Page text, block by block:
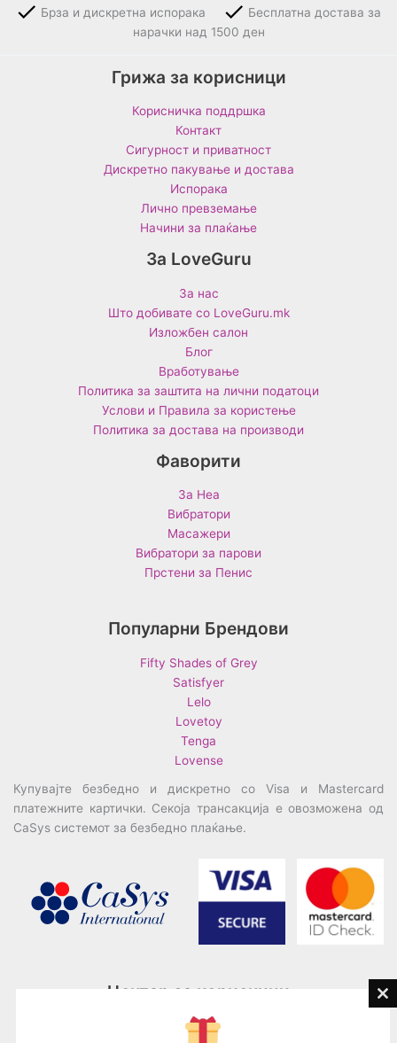
Брза и дискретна испорака
Бесплатна достава за
нарачки над 1500 ден
Грижа за корисници
Корисничка поддршка
Контакт
Сигурност и приватност
Дискретно пакување и достава
Испорака
Лично превземање
Начини за плаќање
За LoveGuru
За нас
Што добивате со LoveGuru.mk
Изложбен салон
Блог
Вработување
Политика за заштита на лични податоци
Услови и Правила за користење
Политика за достава на производи
Фаворити
За Неа
Вибратори
Масажери
Вибратори за парови
Прстени за Пенис
Популарни Брендови
Fifty Shades of Grey
Satisfyer
Lelo
Lovetoy
Tenga
Lovense
Купувајте безбедно и дискретно со Visa и Mastercard
платежните картички. Секоја трансакција е овозможена од
CaSys системот за безбедно плаќање.
Центар за корисници
076945497; 076945498